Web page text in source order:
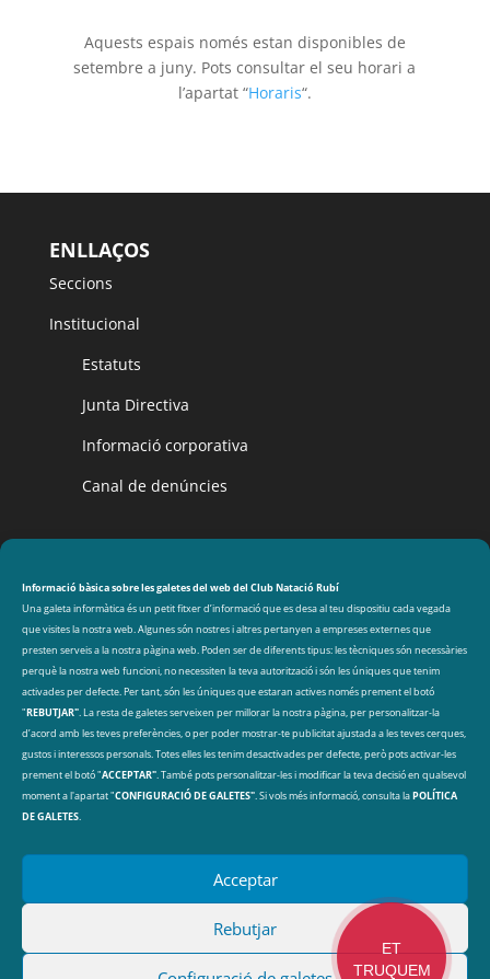
Informació bàsica sobre les galetes del web del Club Natació Rubí
Una galeta informàtica és un petit fitxer d’informació que es desa al teu dispositiu cada vegada
que visites la nostra web. Algunes són nostres i altres pertanyen a empreses externes que
presten serveis a la nostra pàgina web. Poden ser de diferents tipus: les tècniques són necessàries
perquè la nostra web funcioni, no necessiten la teva autorització i són les úniques que tenim
activades per defecte. Per tant, són les úniques que estaran actives només prement el botó
"REBUTJAR". La resta de galetes serveixen per millorar la nostra pàgina, per personalitzar-la
d’acord amb les teves preferències, o per poder mostrar-te publicitat ajustada a les teves cerques,
gustos i interessos personals. Totes elles les tenim desactivades per defecte, però pots activar-les
prement el botó "ACCEPTAR". També pots personalitzar-les i modificar la teva decisió en qualsevol
moment a l'apartat "CONFIGURACIÓ DE GALETES". Si vols més informació, consulta laPOLÍTICA
DE GALETES.
Acceptar
Rebutjar
Aquests espais només estan disponibles de
setembre a juny. Pots consultar el seu horari a
l’apartat “Horaris“.
ENLLAÇOS
Seccions
Institucional
Estatuts
Junta Directiva
Informació corporativa
Canal de denúncies
Avinguda de les Olimpíades s/n, 08191 Rubí
DADES DE CONTACTE
cnr@cnrubi.cat
93 606 40 97
ARXIUArxius
ET
TRUQUEM